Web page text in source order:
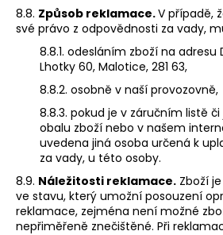
8.8. Způsob reklamace.V případě,
své právo z odpovědnosti za vady,
8.8.1. odesláním zboží na adresu
Lhotky 60, Malotice, 281 63,
8.8.2. osobně v naší provozovně,
8.8.3. pokud je v záručním listě
obalu zboží nebo v našem
uvedena jiná osoba určená k
za vady, u této osoby.
8.9. Náležitosti reklamace. Zboží
ve stavu, který umožní posouzení
reklamace, zejména není možné
nepřiměřeně znečištěné. Při